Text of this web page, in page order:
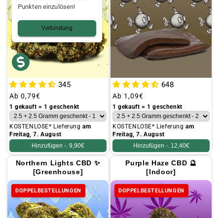
345
Üblicher
Preis
Ab 0,79€
1 gekauft = 1 geschenkt
KOSTENLOSE* Lieferungam
Freitag, 7. August
Hinzufügen -. 9,90€
648
Üblicher
Preis
Ab 1,09€
1 gekauft = 1 geschenkt
KOSTENLOSE* Lieferungam
Freitag, 7. August
Hinzufügen -. 12,40€
Northern Lights CBD ✨
[Greenhouse]
DOPPELBESTELLUNGEN
Purple Haze CBD 🔮
[Indoor]
DOPPELBESTELLUNGEN
Punkten einzulösen!
Verbindung